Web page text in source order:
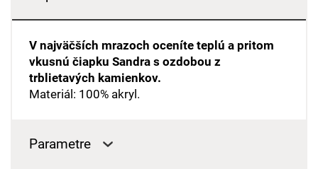
V najväčších mrazoch oceníte teplú a pritom
vkusnú čiapku Sandra s ozdobou z
trblietavých kamienkov.
Materiál: 100% akryl.
Parametre